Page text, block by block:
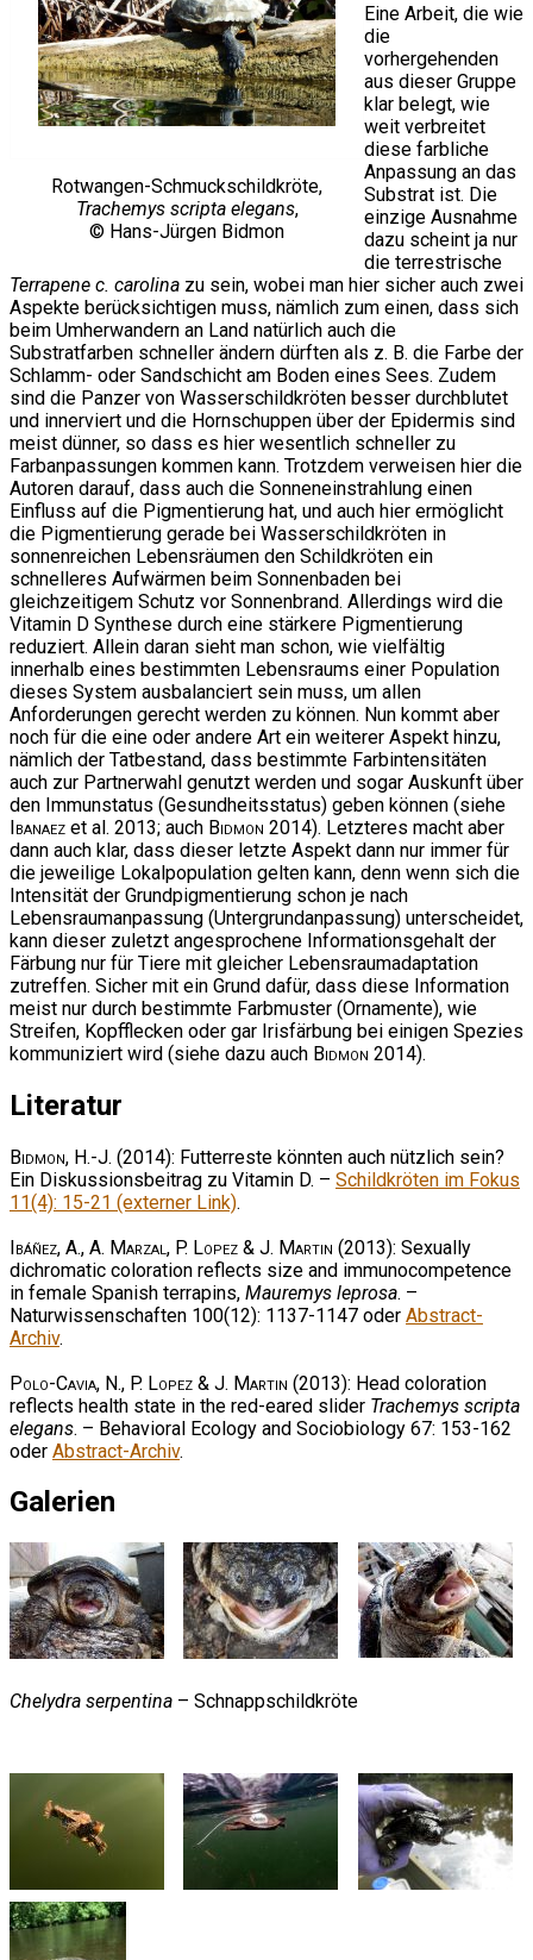
Rotwangen-Schmuckschildkröte,
Trachemys scripta elegans,
© Hans-Jürgen Bidmon
Eine Arbeit, die wie
die
vorhergehenden
aus dieser Gruppe
klar belegt, wie
weit verbreitet
diese farbliche
Anpassung an das
Substrat ist. Die
einzige Ausnahme
dazu scheint ja nur
die terrestrische
Terrapene c. carolina zu sein, wobei man hier sicher auch zwei
Aspekte berücksichtigen muss, nämlich zum einen, dass sich
beim Umherwandern an Land natürlich auch die
Substratfarben schneller ändern dürften als z. B. die Farbe der
Schlamm- oder Sandschicht am Boden eines Sees. Zudem
sind die Panzer von Wasserschildkröten besser durchblutet
und innerviert und die Hornschuppen über der Epidermis sind
meist dünner, so dass es hier wesentlich schneller zu
Farbanpassungen kommen kann. Trotzdem verweisen hier die
Autoren darauf, dass auch die Sonneneinstrahlung einen
Einfluss auf die Pigmentierung hat, und auch hier ermöglicht
die Pigmentierung gerade bei Wasserschildkröten in
sonnenreichen Lebensräumen den Schildkröten ein
schnelleres Aufwärmen beim Sonnenbaden bei
gleichzeitigem Schutz vor Sonnenbrand. Allerdings wird die
Vitamin D Synthese durch eine stärkere Pigmentierung
reduziert. Allein daran sieht man schon, wie vielfältig
innerhalb eines bestimmten Lebensraums einer Population
dieses System ausbalanciert sein muss, um allen
Anforderungen gerecht werden zu können. Nun kommt aber
noch für die eine oder andere Art ein weiterer Aspekt hinzu,
nämlich der Tatbestand, dass bestimmte Farbintensitäten
auch zur Partnerwahl genutzt werden und sogar Auskunft über
den Immunstatus (Gesundheitsstatus) geben können (siehe
Ibanaez et al. 2013; auch Bidmon 2014). Letzteres macht aber
dann auch klar, dass dieser letzte Aspekt dann nur immer für
die jeweilige Lokalpopulation gelten kann, denn wenn sich die
Intensität der Grundpigmentierung schon je nach
Lebensraumanpassung (Untergrundanpassung) unterscheidet,
kann dieser zuletzt angesprochene Informationsgehalt der
Färbung nur für Tiere mit gleicher Lebensraumadaptation
zutreffen. Sicher mit ein Grund dafür, dass diese Information
meist nur durch bestimmte Farbmuster (Ornamente), wie
Streifen, Kopfflecken oder gar Irisfärbung bei einigen Spezies
kommuniziert wird (siehe dazu auch Bidmon 2014).
Literatur
Bidmon, H.-J. (2014): Futterreste könnten auch nützlich sein?
Ein Diskussionsbeitrag zu Vitamin D. – Schildkröten im Fokus
11(4): 15-21 (externer Link).
Ibáñez, A., A. Marzal, P. Lopez & J. Martin (2013): Sexually
dichromatic coloration reflects size and immunocompetence
in female Spanish terrapins, Mauremys leprosa. –
Naturwissenschaften 100(12): 1137-1147 oder Abstract-
Archiv.
Polo-Cavia, N., P. Lopez & J. Martin (2013): Head coloration
reflects health state in the red-eared slider Trachemys scripta
elegans. – Behavioral Ecology and Sociobiology 67: 153-162
oder Abstract-Archiv.
Galerien
Chelydra serpentina – Schnappschildkröte